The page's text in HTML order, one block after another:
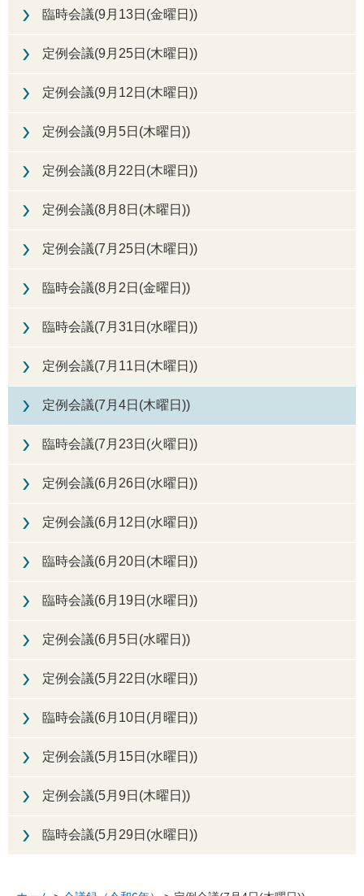
臨時会議(9月13日(金曜日))
定例会議(9月25日(木曜日))
定例会議(9月12日(木曜日))
定例会議(9月5日(木曜日))
定例会議(8月22日(木曜日))
定例会議(8月8日(木曜日))
定例会議(7月25日(木曜日))
臨時会議(8月2日(金曜日))
臨時会議(7月31日(水曜日))
定例会議(7月11日(木曜日))
定例会議(7月4日(木曜日))
臨時会議(7月23日(火曜日))
定例会議(6月26日(水曜日))
定例会議(6月12日(水曜日))
臨時会議(6月20日(木曜日))
臨時会議(6月19日(水曜日))
定例会議(6月5日(水曜日))
定例会議(5月22日(水曜日))
臨時会議(6月10日(月曜日))
定例会議(5月15日(水曜日))
定例会議(5月9日(木曜日))
臨時会議(5月29日(水曜日))